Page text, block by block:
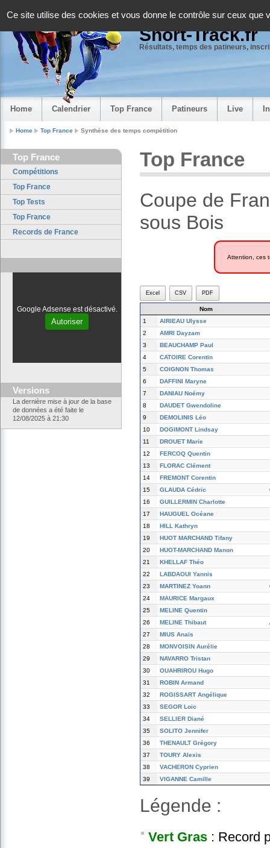
Ce site utilise des cookies et vous donne le contrôle sur ceux que
Short-Track.fr
Résultats, temps des patineurs,
Home Calendrier Top France Patineurs Live
Home Top France Synthèse des temps compétition
Top France
Compétitions
Top France
Top Tests
Top France
Records de France
Google Adsense est désactivé.
Autoriser
Versions
La dernière mise à jour de la base
de données a été faite le
12/08/2025 à 21:30
Top France
Coupe de
sous Bois
Attention, ces
Excel CSV PDF
Nom
1
AIRIEAU Ulysse
2
AMRI Dayzam
3
BEAUCHAMP Paul
4
CATOIRE Corentin
5
COIGNON Thomas
6
DAFFINI Maryne
7
DANIAU Noémy
8
DAUDET Gwendoline
9
DEMOLINIS Léo
10
DOGIMONT Lindsay
11
DROUET Marie
12
FERCOQ Quentin
13
FLORAC Clément
14
FREMONT Corentin
15
GLAUDA Cédric
16
GUILLERMIN Charlotte
17
HAUGUEL Océane
18
HILL Kathryn
19
HUOT MARCHAND Tifany
20
HUOT-MARCHAND Manon
21
KHELLAF Théo
22
LABDAOUI Yannis
23
MARTINEZ Yoann
24
MAURICE Margaux
25
MELINE Quentin
26
MELINE Thibaut
27
MIUS Anais
28
MONVOISIN Aurélie
29
NAVARRO Tristan
30
OUAHRIROU Hugo
31
ROBIN Armand
32
ROGISSART Angélique
33
SEGOR Loic
34
SELLIER Diané
35
SOLITO Jennifer
36
THENAULT Grégory
37
TOURY Alexis
38
VACHERON Cyprien
39
VIGANNE Camille
Légende :
Vert Gras : Record